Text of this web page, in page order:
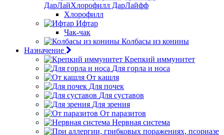
ДарЛайХлорофилл ДарЛайфф
Хлорофилл
Ифтар
Чак-чак
Колбасы из конины
Назначение
Крепкий иммунитет
Для горла и носа
От кашля
Для почек
Для суставов
Для зрения
От паразитов
Нервная система